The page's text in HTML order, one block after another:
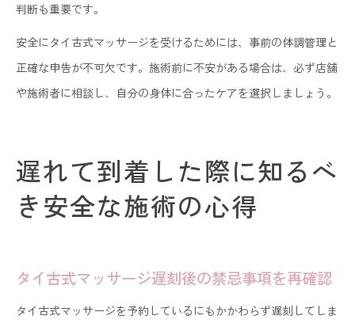
判断も重要です。
安全にタイ古式マッサージを受けるためには、事前の体調管理と
正確な申告が不可欠です。施術前に不安がある場合は、必ず店舗
や施術者に相談し、自分の身体に合ったケアを選択しましょう。
遅れて到着した際に知るべ
き安全な施術の心得
タイ古式マッサージ遅刻後の禁忌事項を再確認
タイ古式マッサージを予約しているにもかかわらず遅刻してしま